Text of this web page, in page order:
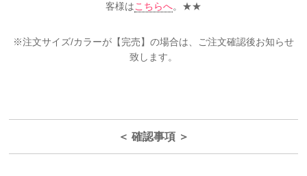
客様はこちらへ。★★
※注文サイズ/カラーが【完売】の場合は、ご注文確認後お知らせ
致します。
＜ 確認事項 ＞